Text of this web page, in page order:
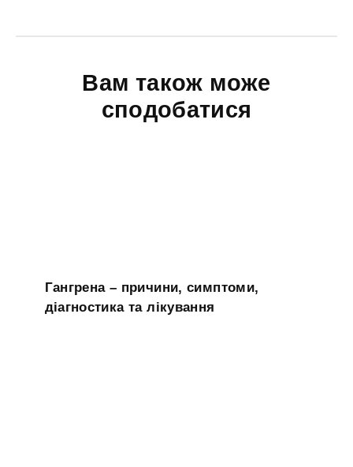
Вам також може
сподобатися
Гангрена – причини, симптоми,
діагностика та лікування